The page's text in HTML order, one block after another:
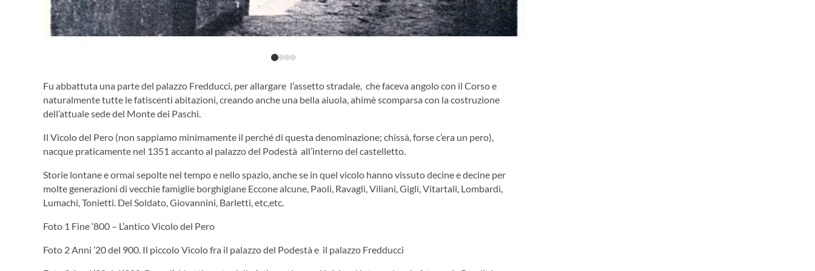
Fu abbattuta una parte del palazzo Fredducci, per allargare l’assetto stradale, che faceva angolo con il Corso e
naturalmente tutte le fatiscenti abitazioni, creando anche una bella aiuola, ahimè scomparsa con la costruzione
dell’attuale sede del Monte dei Paschi.
Il Vicolo del Pero (non sappiamo minimamente il perché di questa denominazione; chissà, forse c’era un pero),
nacque praticamente nel 1351 accanto al palazzo del Podestà all’interno del castelletto.
Storie lontane e ormai sepolte nel tempo e nello spazio, anche se in quel vicolo hanno vissuto decine e decine per
molte generazioni di vecchie famiglie borghigiane Eccone alcune, Paoli, Ravagli, Viliani, Gigli, Vitartali, Lombardi,
Lumachi, Tonietti. Del Soldato, Giovannini, Barletti, etc,etc.
Foto 1 Fine ‘800 – L’antico Vicolo del Pero
Foto 2 Anni ’20 del 900. Il piccolo Vicolo fra il palazzo del Podestà e il palazzo Fredducci